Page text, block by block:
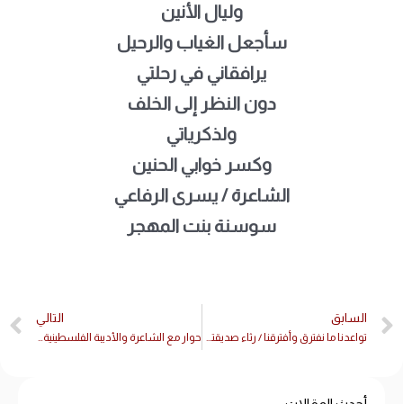
وليال الأنين
سأجعل الغياب والرحيل
يرافقاني في رحلتي
دون النظر إلى الخلف
ولذكرياتي
وكسر خوابي الحنين
الشاعرة / يسرى الرفاعي
سوسنة بنت المهجر
السابق
تواعدنا ما نفترق وأفترقنا / رثاء صديقتي أميرة الشهابي
التالي
حوار مع الشاعرة والأديبة الفلسطينية يسرى محمد حسين / سوسنة بنت المهجر.